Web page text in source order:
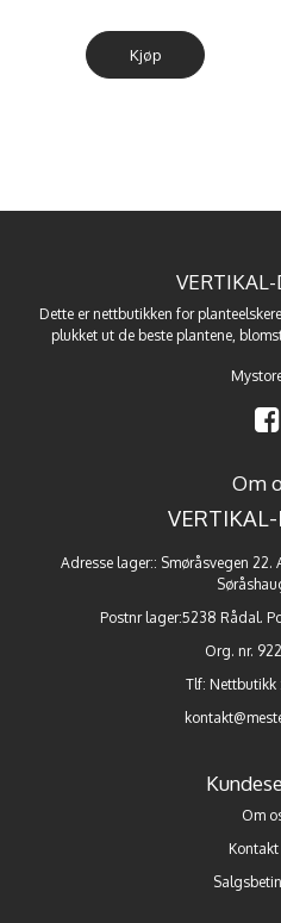
Kjøp
VERTIKAL-
Dette er nettbutikken for
plukket ut de beste plantene,
Om
Adresse lager:: Smøråsvegen 22.
Postnr lager:5238 Rådal.
Org. nr.
Tlf: Nettbutikk
Om